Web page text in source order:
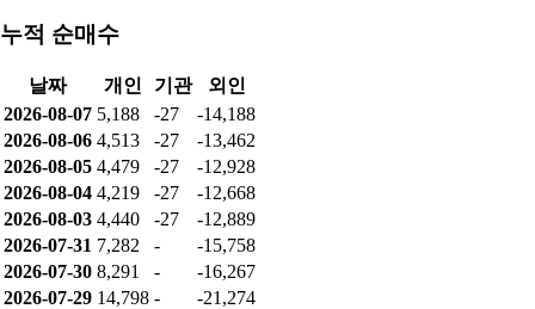
누적 순매수
날짜 개인 기관
외인
2026-08-07 5,188 -27
-14,188
2026-08-06 4,513 -27
-13,462
2026-08-05 4,479 -27
-12,928
2026-08-04 4,219 -27
-12,668
2026-08-03 4,440 -27
-12,889
2026-07-31 7,282 -
-15,758
2026-07-30 8,291 -
-16,267
2026-07-29 14,798 -
-21,274